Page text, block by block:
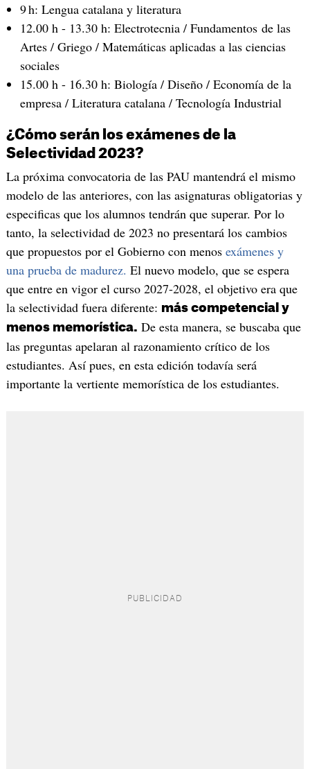
9 h: Lengua catalana y literatura
12.00 h - 13.30 h: Electrotecnia / Fundamentos de las
Artes / Griego / Matemáticas aplicadas a las ciencias
sociales
15.00 h - 16.30 h: Biología / Diseño / Economía de la
empresa / Literatura catalana / Tecnología Industrial
¿Cómo serán los exámenes de la
Selectividad 2023?
La próxima convocatoria de las PAU mantendrá el mismo
modelo de las anteriores, con las asignaturas obligatorias y
especificas que los alumnos tendrán que superar. Por lo
tanto, la selectividad de 2023 no presentará los cambios
que propuestos por el Gobierno con menos exámenes y
una prueba de madurez. El nuevo modelo, que se espera
que entre en vigor el curso 2027-2028, el objetivo era que
la selectividad fuera diferente: más competencial y
menos memorística. De esta manera, se buscaba que
las preguntas apelaran al razonamiento crítico de los
estudiantes. Así pues, en esta edición todavía será
importante la vertiente memorística de los estudiantes.